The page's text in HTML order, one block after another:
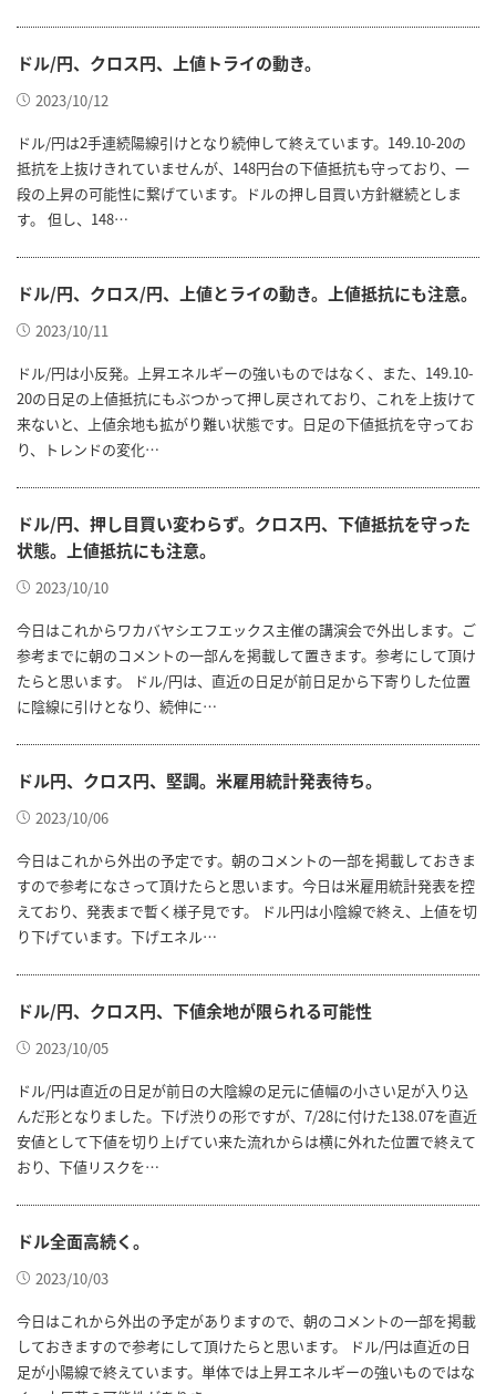
ドル/円、クロス円、上値トライの動き。
2023/10/12
ドル/円は2手連続陽線引けとなり続伸して終えています。149.10-20の
抵抗を上抜けきれていませんが、148円台の下値抵抗も守っており、一
段の上昇の可能性に繋げています。ドルの押し目買い方針継続としま
す。 但し、148…
ドル/円、クロス/円、上値とライの動き。上値抵抗にも注意。
2023/10/11
ドル/円は小反発。上昇エネルギーの強いものではなく、また、149.10-
20の日足の上値抵抗にもぶつかって押し戻されており、これを上抜けて
来ないと、上値余地も拡がり難い状態です。日足の下値抵抗を守ってお
り、トレンドの変化…
ドル/円、押し目買い変わらず。クロス円、下値抵抗を守った
状態。上値抵抗にも注意。
2023/10/10
今日はこれからワカバヤシエフエックス主催の講演会で外出します。ご
参考までに朝のコメントの一部んを掲載して置きます。参考にして頂け
たらと思います。 ドル/円は、直近の日足が前日足から下寄りした位置
に陰線に引けとなり、続伸に…
ドル円、クロス円、堅調。米雇用統計発表待ち。
2023/10/06
今日はこれから外出の予定です。朝のコメントの一部を掲載しておきま
すので参考になさって頂けたらと思います。今日は米雇用統計発表を控
えており、発表まで暫く様子見です。 ドル円は小陰線で終え、上値を切
り下げています。下げエネル…
ドル/円、クロス円、下値余地が限られる可能性
2023/10/05
ドル/円は直近の日足が前日の大陰線の足元に値幅の小さい足が入り込
んだ形となりました。下げ渋りの形ですが、7/28に付けた138.07を直近
安値として下値を切り上げてい来た流れからは横に外れた位置で終えて
おり、下値リスクを…
ドル全面高続く。
2023/10/03
今日はこれから外出の予定がありますので、朝のコメントの一部を掲載
しておきますので参考にして頂けたらと思います。 ドル/円は直近の日
足が小陽線で終えています。単体では上昇エネルギーの強いものではな